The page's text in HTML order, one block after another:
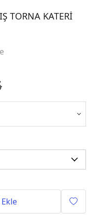
TORNA KATERİ